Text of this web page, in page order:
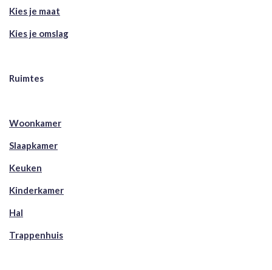
Kies je maat
Kies je omslag
Ruimtes
Woonkamer
Slaapkamer
Keuken
Kinderkamer
Hal
Trappenhuis